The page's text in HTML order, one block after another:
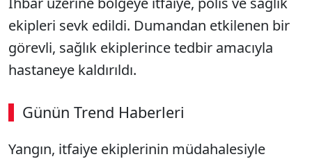
ekipleri sevk edildi. Dumandan etkilenen bir
görevli, sağlık ekiplerince tedbir amacıyla
hastaneye kaldırıldı.
Günün Trend Haberleri
Yangın, itfaiye ekiplerinin müdahalesiyle